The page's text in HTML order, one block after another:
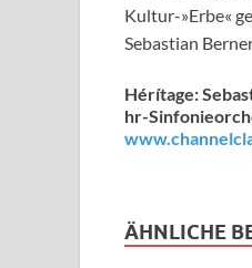
Kultur-»Erbe«
Sebastian
Hérítage:
hr-
ÄHNLICHE